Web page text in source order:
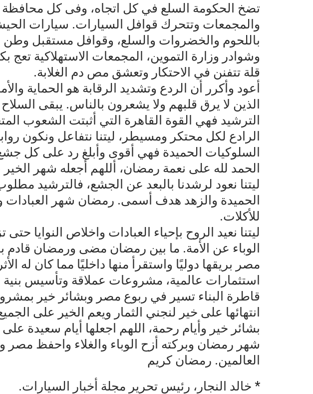
تضخ الحكومة السلع في كل اتجاه، وفى كل محافظة
والمجمعات وتتحرك قوافل السيارات. سيارات
باللحوم والخضروات والسلع، وقوافل مستقبل
وشوادر وزارة التموين، المجمعات الاستهلاكية
قلة تتفنن في الاحتكار وتعشق مص دم الغلابة.
أعود وأكرر أن الردع وتشديد الرقابة هو الحماية
الذين لا يرق قلبهم ولا يشعرون بالناس. يبقى
الترشيد فهي القوة القاهرة التي أثبتت الشعوب
الرادع لكل محتكر ومسيطر، ليتنا نتفاعل ونكون
السلوكيات الحميدة فهي أقوى وأبلغ رد على كل
الحمد لله على نعمة رمضان، أللهم أجعله شهر
ليتنا نعود لرشدنا بالبعد عن الجشع، فالترشيد
الحميدة والزهد هدف أسمى. رمضان شهر
للأكلات.
ليتنا نعيد الروح بإحياء العبادات واخلاص النوايا حتى
الوباء عن الأمة. ما بين رمضان مضى ورمضان قادم
مصر بريقها دوليًا واستقرأ منها داخليًا مما كان له
استثمارات عالمية، مشروعات عملاقة وتأسيس بنية
قاطرة البناء تسير في ربوع مصر وبشائر خير
انتهائها على خير لنجني الثمار ويعم الخير على
بشائر خير وأيام رحمة، اللهم اجعلها أيام سعيدة
شهر رمضان وبركته أزح الوباء والغلاء واحفظ مصر
العالمين. رمضان كريم
* خالد النجار، رئيس تحرير مجلة أخبار السيارات.